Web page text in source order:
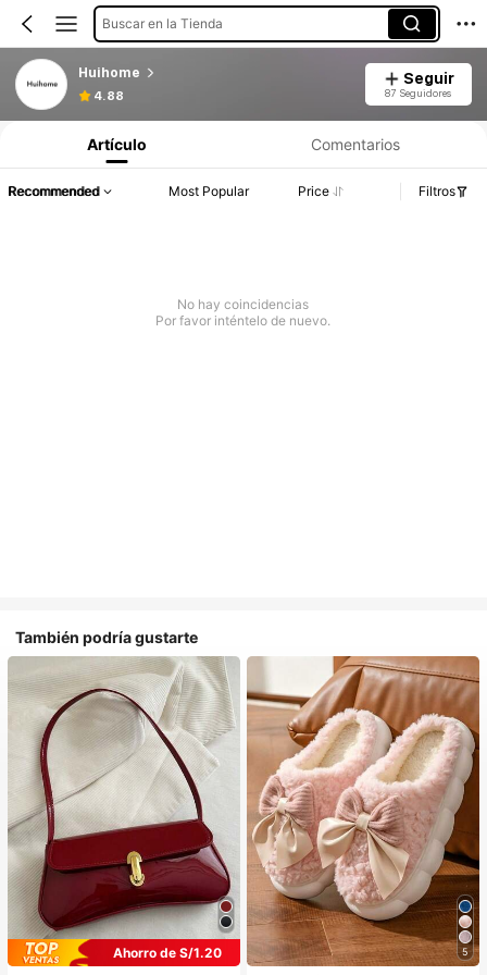
Buscar en la Tienda
Huihome
4.88
Seguir
87 Seguidores
Artículo Comentarios
Recommended Most Popular Price Filtros
No hay coincidencias
Por favor inténtelo de nuevo.
También podría gustarte
Ahorro de S/1.20
5